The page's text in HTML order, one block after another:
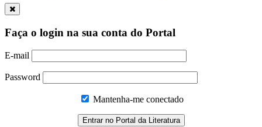
Faça o login na sua conta do Portal
E-mail
Password
Mantenha-me conectado